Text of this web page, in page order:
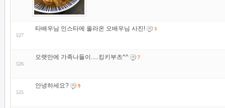
527
타배우님 인스타에 올라온 오배우님 사진! 3
526
오랫만에 가족나들이.....킹키부츠^^ 7
525
안녕하세요? 9